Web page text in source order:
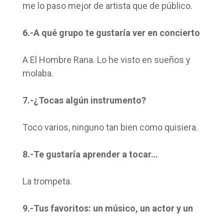
me lo paso mejor de artista que de público.
6.-A qué grupo te gustaría ver en concierto
A El Hombre Rana. Lo he visto en sueños y
molaba.
7.-¿Tocas algún instrumento?
Toco varios, ninguno tan bien como quisiera.
8.-Te gustaría aprender a tocar…
La trompeta.
9.-Tus favoritos: un músico, un actor y un